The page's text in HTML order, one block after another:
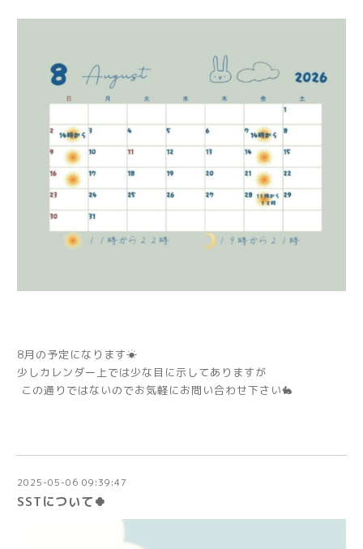
8月の予定になります☀
少しカレンダー上では少な目に示してありますが
この通りではないのでお気軽にお問い合わせ下さい🐇
2025-05-06 09:39:47
SSTについて🍀